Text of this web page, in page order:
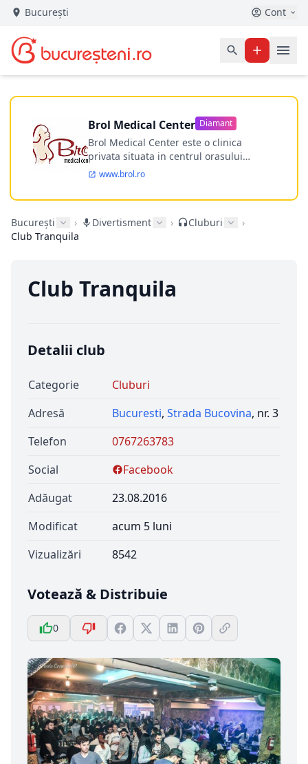
București Cont
Brol Medical Center Diamant
Brol Medical Center este o clinica
privata situata in centrul orasului
Timisoara avand o experienta de
Incepand din anul 2009 clinica isi
ultramodern.
www.brol.ro
București › Divertisment › Cluburi
›
Club Tranquila
Club Tranquila
Detalii club
Categorie
Cluburi
Adresă
Bucuresti, Strada Bucovina, nr. 3
Telefon
0767263783
Social
Facebook
Adăugat
23.08.2016
Modificat
acum 5 luni
Vizualizări
8542
Votează & Distribuie
0